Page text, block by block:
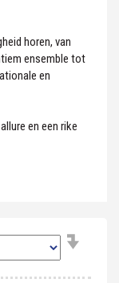
horen, van
ensemble tot
en
en een rike